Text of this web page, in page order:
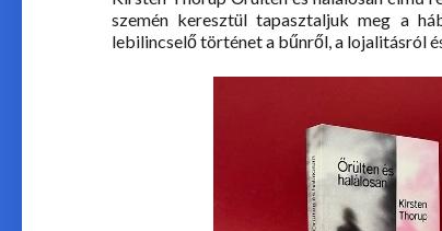
szemén keresztül tapasztaljuk meg a
lebilincselő történet a bűnről, a lojalitásról